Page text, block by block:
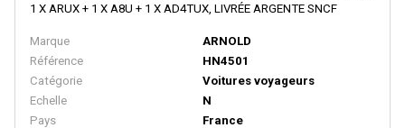
Busch
Cararama
Carmina
1 X ARUX + 1 X A8U + 1 X AD4TUX, LIVRÉE ARGENTE SNCF
Marque
ARNOLD
Référence
HN4501
Catégorie
Voitures voyageurs
Echelle
N
Pays
France